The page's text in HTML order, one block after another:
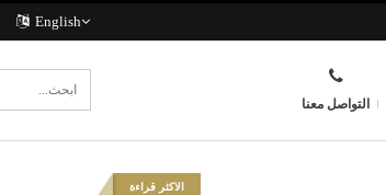
English
التواصل معنا
الاكثر قراءة